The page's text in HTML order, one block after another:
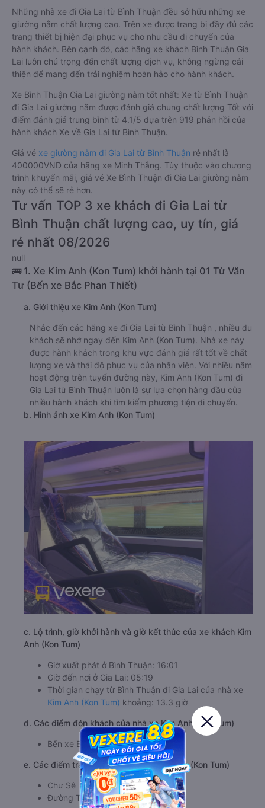
Những nhà xe đi Gia Lai từ Bình Thuận đều sở hữu những xe
giường nằm chất lượng cao. Trên xe được trang bị đầy đủ các
trang thiết bị hiện đại phục vụ cho nhu cầu di chuyển của
hành khách. Bên cạnh đó, các hãng xe khách Bình Thuận Gia
Lai luôn chú trọng đến chất lượng dịch vụ, không ngừng cải
thiện để mang đến trải nghiệm hoàn hảo cho hành khách.
Xe Bình Thuận Gia Lai giường nằm tốt nhất: Xe từ Bình Thuận
đi Gia Lai giường nằm được đánh giá chung chất lượng Tốt với
điểm đánh giá trung bình từ 4.1/5 dựa trên 919 phản hồi của
hành khách Xe về Gia Lai từ Bình Thuận.
Giá vé xe giường nằm đi Gia Lai từ Bình Thuận rẻ nhất là
400000VND của hãng xe Minh Thắng. Tùy thuộc vào chương
trình khuyến mãi, giá vé Xe Bình Thuận đi Gia Lai giường nằm
này có thể sẽ rẻ hơn.
Tư vấn TOP 3 xe khách đi Gia Lai từ
Bình Thuận chất lượng cao, uy tín, giá
rẻ nhất 08/2026
null
🚌 1. Xe Kim Anh (Kon Tum) khởi hành tại 01 Từ Văn
Tư (Bến xe Bắc Phan Thiết)
a. Giới thiệu xe Kim Anh (Kon Tum)
Nhắc đến các hãng xe đi Gia Lai từ Bình Thuận , nhiều du
khách sẽ nhớ ngay đến Kim Anh (Kon Tum). Nhà xe này
được hành khách trong khu vực đánh giá rất tốt về chất
lượng xe và thái độ phục vụ của nhân viên. Với nhiều năm
hoạt động trên tuyến đường này, Kim Anh (Kon Tum) đi
Gia Lai từ Bình Thuận luôn là sự lựa chọn hàng đầu của
nhiều hành khách khi tìm kiếm phương tiện di chuyển.
b. Hình ảnh xe Kim Anh (Kon Tum)
c. Lộ trình, giờ khởi hành và giờ kết thúc của xe khách Kim
Anh (Kon Tum)
Giờ xuất phát ở Bình Thuận: 16:01
Giờ đến nơi ở Gia Lai: 05:19
Thời gian chạy từ Bình Thuận đi Gia Lai của nhà xe
Kim Anh (Kon Tum) khoảng: 13.3 giờ
d. Các điểm đón khách của nhà xe Kim Anh (Kon Tum)
Bến xe Bắc Phan Thiết
e. Các điểm trả khách của nhà xe Kim Anh (Kon Tum)
Chư Sê
Đường Trường Chinh Quốc lộ 14